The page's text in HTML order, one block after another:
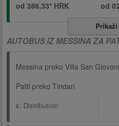
od 386,33* HRK
od
AUTOBUS IZ MESSINA ZA
Messina preko Villa San
Patti preko Tindari
s: Distribusion